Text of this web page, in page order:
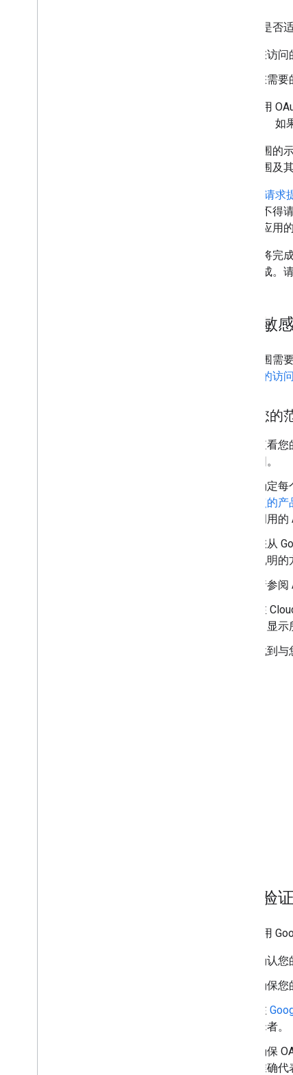
此要求是否
您访
您需
当您使用
如
敏感范围的
可用范围及
请求
的应用不得
与您在应用
请务必将完
才能完成。
了解敏
敏感范围需
感范围的访
了解您的
查看
围。
确定
点的
调用
您从
说明
请参
在
出显
找到
准备验
所有使用
确认
确保
在
辑者。
确保
准确